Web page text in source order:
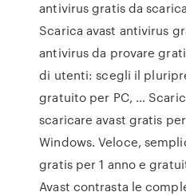
antivirus gratis da
Scarica avast antivirus
antivirus da provare
di utenti: scegli il
gratuito per PC, …
scaricare avast gratis
Windows. Veloce,
gratis per 1 anno e
Avast contrasta le